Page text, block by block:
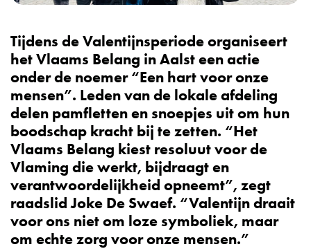
Tijdens de Valentijnsperiode organiseert
het Vlaams Belang in Aalst een actie
onder de noemer “Een hart voor onze
mensen”. Leden van de lokale afdeling
delen pamfletten en snoepjes uit om hun
boodschap kracht bij te zetten. “Het
Vlaams Belang kiest resoluut voor de
Vlaming die werkt, bijdraagt en
verantwoordelijkheid opneemt”, zegt
raadslid Joke De Swaef. “Valentijn draait
voor ons niet om loze symboliek, maar
om echte zorg voor onze mensen.”